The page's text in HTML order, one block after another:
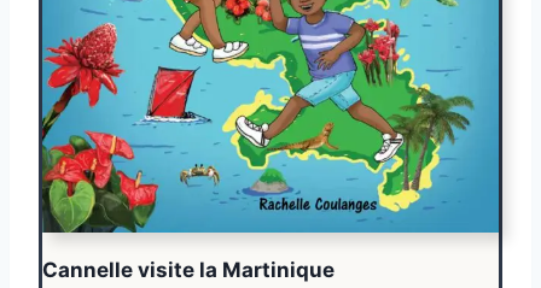
Cannelle visite la Martinique